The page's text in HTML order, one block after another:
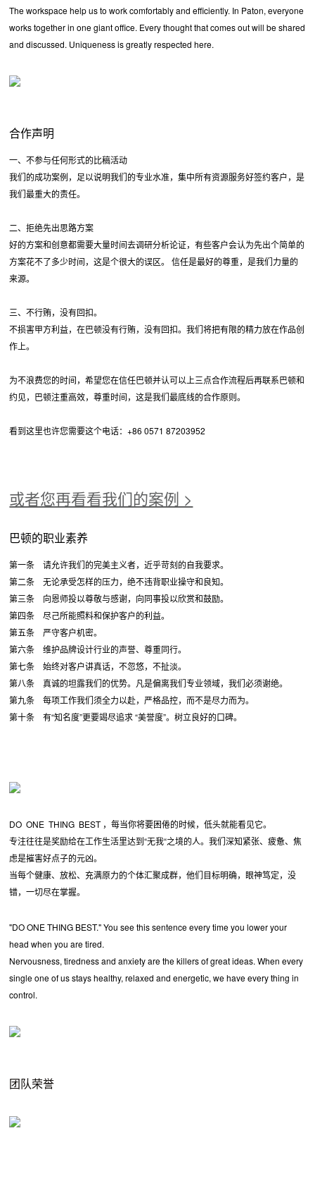
The workspace help us to work comfortably and efficiently. In Paton, everyone
works together in one giant office. Every thought that comes out will be shared
and discussed. Uniqueness is greatly respected here.
合作声明
一、不参与任何形式的比稿活动
我们的成功案例，足以说明我们的专业水准，集中所有资源服务好签约客户，是
我们最重大的责任。
二、拒绝先出思路方案
好的方案和创意都需要大量时间去调研分析论证，有些客户会认为先出个简单的
方案花不了多少时间，这是个很大的误区。 信任是最好的尊重，是我们力量的
来源。
三、不行贿，没有回扣。
不损害甲方利益，在巴顿没有行贿，没有回扣。我们将把有限的精力放在作品创
作上。
为不浪费您的时间，希望您在信任巴顿并认可以上三点合作流程后再联系巴顿和
约见，巴顿注重高效，尊重时间，这是我们最底线的合作原则。
看到这里也许您需要这个电话：+86 0571 87203952
或者您再看看我们的案例 >
巴顿的职业素养
第一条 请允许我们的完美主义者，近乎苛刻的自我要求。
第二条 无论承受怎样的压力，绝不违背职业操守和良知。
第三条 向恩师投以尊敬与感谢，向同事投以欣赏和鼓励。
第四条 尽己所能照料和保护客户的利益。
第五条 严守客户机密。
第六条 维护品牌设计行业的声誉、尊重同行。
第七条 始终对客户讲真话，不忽悠，不扯淡。
第八条 真诚的坦露我们的优势。凡是偏离我们专业领域，我们必须谢绝。
第九条 每项工作我们须全力以赴，严格品控，而不是尽力而为。
第十条 有“知名度”更要竭尽追求 “美誉度”。树立良好的口碑。
DO ONE THING BEST ，每当你将要困倦的时候，低头就能看见它。
专注往往是奖励给在工作生活里达到“无我“之境的人。我们深知紧张、疲惫、焦
虑是摧害好点子的元凶。
当每个健康、放松、充满原力的个体汇聚成群，他们目标明确，眼神笃定，没
错，一切尽在掌握。
"DO ONE THING BEST." You see this sentence every time you lower your
head when you are tired.
Nervousness, tiredness and anxiety are the killers of great ideas. When every
single one of us stays healthy, relaxed and energetic, we have every thing in
control.
团队荣誉